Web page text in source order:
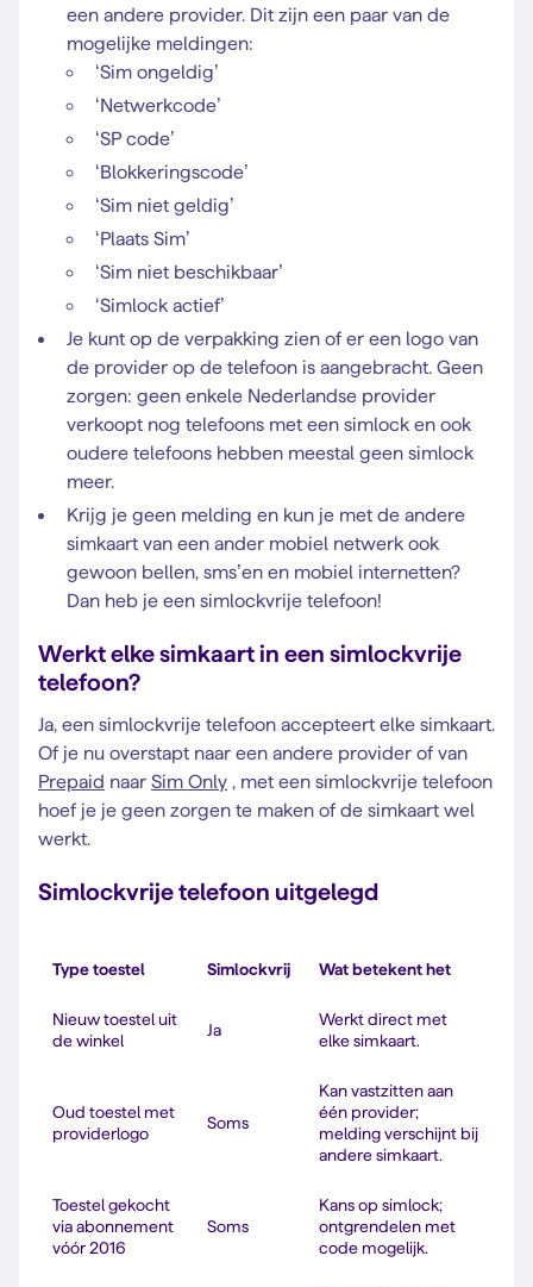
een andere provider. Dit zijn een paar van de
mogelijke meldingen:
‘Sim ongeldig’
‘Netwerkcode’
‘SP code’
‘Blokkeringscode’
‘Sim niet geldig’
‘Plaats Sim’
‘Sim niet beschikbaar’
‘Simlock actief’
Je kunt op de verpakking zien of er een logo van
de provider op de telefoon is aangebracht. Geen
zorgen: geen enkele Nederlandse provider
verkoopt nog telefoons met een simlock en ook
oudere telefoons hebben meestal geen simlock
meer.
Krijg je geen melding en kun je met de andere
simkaart van een ander mobiel netwerk ook
gewoon bellen, sms’en en mobiel internetten?
Dan heb je een simlockvrije telefoon!
Werkt elke simkaart in een simlockvrije
telefoon?
Ja, een simlockvrije telefoon accepteert elke simkaart.
Of je nu overstapt naar een andere provider of van
Prepaid naar Sim Only , met een simlockvrije telefoon
hoef je je geen zorgen te maken of de simkaart wel
werkt.
Simlockvrije telefoon uitgelegd
Type toestel Simlockvrij Wat betekent het
Nieuw toestel uit
de winkel
Ja
Werkt direct met
elke simkaart.
Oud toestel met
providerlogo
Soms
Kan vastzitten aan
één provider;
melding verschijnt bij
andere simkaart.
Toestel gekocht
via abonnement
vóór 2016
Soms
Kans op simlock;
ontgrendelen met
code mogelijk.